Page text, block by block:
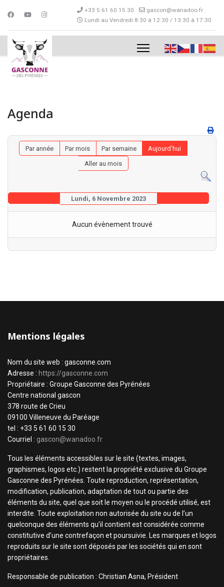
+33 5 61 60 15 30
gascon@wanadoo.fr
Lundi au Vendredi 8:30 à 12:30 / 13:30 à 17:30
Agenda
Par année Par mois Par semaine
Aujourd'hui
Aller au mois
Lundi, 6 Novembre 2023
Aucun évènement trouvé
Mentions légales
Nom du site web : gasconne.com
Adresse : https://gasconne.com
Propriétaire : Groupe Gasconne des Pyrénées
Centre national gascon
378 route de Crieu
09100 Villeneuve du Paréage
tel : +33 5 61 60 15 30
Courriel : gascon@wanadoo.fr
Tous les éléments accessibles sur le site (textes, images,
graphismes, logos etc.) restent la propriété exclusive du Groupe
Gasconne des Pyrénées. Toute reproduction, représentation,
modification, publication, adaptation de tout ou partie des
éléments du site, quel que soit le moyen ou le procédé utilisé, est
interdite. Toute exploitation non autorisée du site ou de l’un
quelconque des éléments qu’il contient est considérée comme
constitutive d’une contrefaçon et poursuivie. Les marques et logos
reproduits sur le site sont déposés par les sociétés qui en sont
propriétaires.
Responsable de publication : Christian Asna, Président